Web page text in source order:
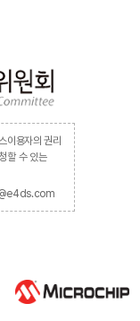
이용자의 권리
할 수 있는